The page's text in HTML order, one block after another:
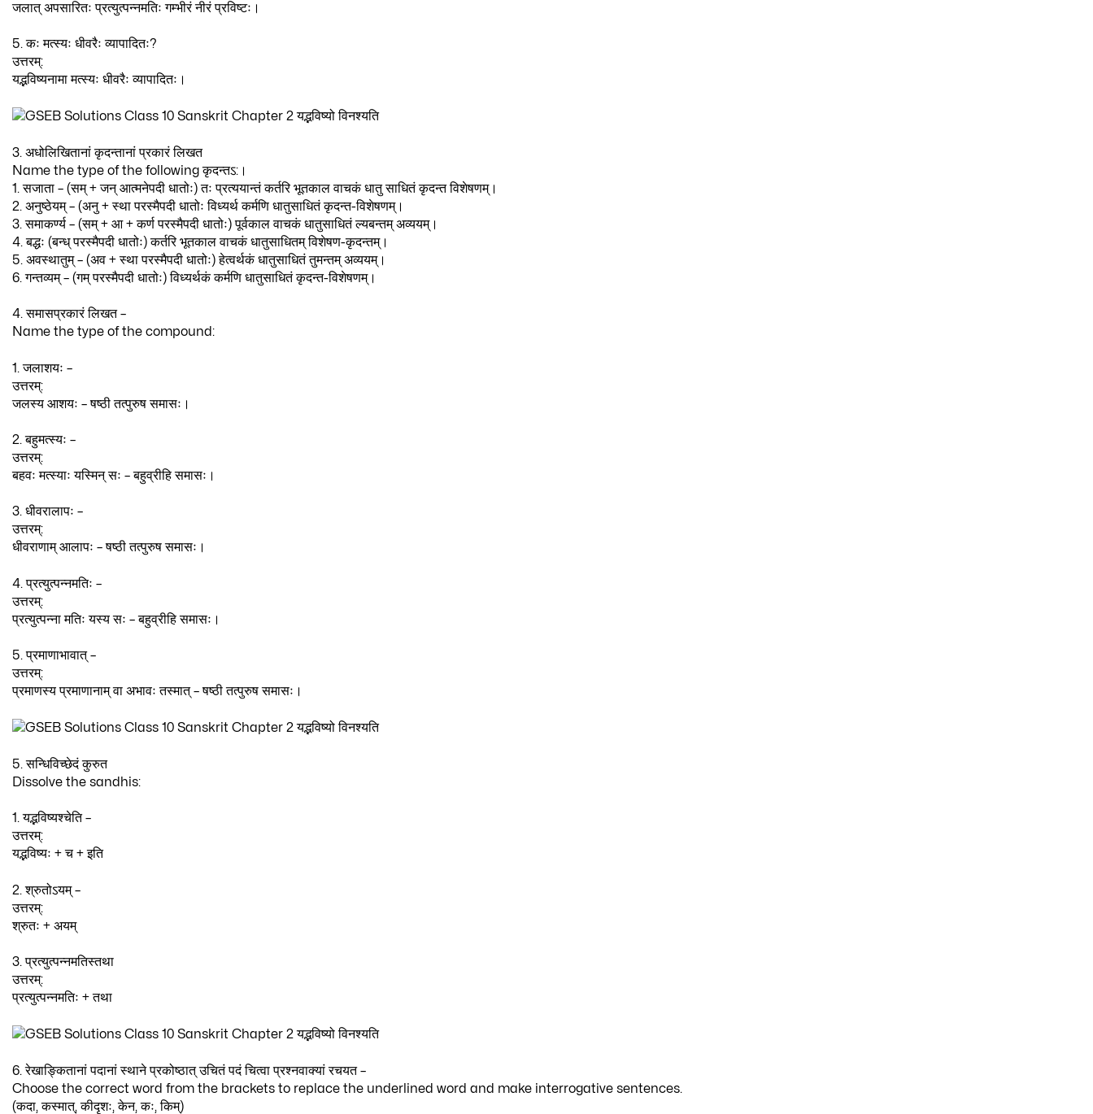
जलात् अपसारितः प्रत्युत्पन्नमतिः गम्भीरं नीरं प्रविष्टः।
5. कः मत्स्यः धीवरैः व्यापादितः?
उत्तरम्:
यद्भविष्यनामा मत्स्यः धीवरैः व्यापादितः।
3. अधोलिखितानां कृदन्तानां प्रकारं लिखत
Name the type of the following कृदन्तऽ:।
1. सजाता – (सम् + जन् आत्मनेपदी धातोः) तः प्रत्ययान्तं कर्तरि भूतकाल वाचकं धातु साधितं कृदन्त विशेषणम्।
2. अनुष्ठेयम् – (अनु + स्था परस्मैपदी धातोः विध्यर्थ कर्मणि धातुसाधितं कृदन्त-विशेषणम्।
3. समाकर्ण्य – (सम् + आ + कर्ण परस्मैपदी धातोः) पूर्वकाल वाचकं धातुसाधितं ल्यबन्तम् अव्ययम्।
4. बद्धः (बन्ध् परस्मैपदी धातोः) कर्तरि भूतकाल वाचकं धातुसाधितम् विशेषण-कृदन्तम्।
5. अवस्थातुम् – (अव + स्था परस्मैपदी धातोः) हेत्वर्थकं धातुसाधितं तुमन्तम् अव्ययम्।
6. गन्तव्यम् – (गम् परस्मैपदी धातोः) विध्यर्थकं कर्मणि धातुसाधितं कृदन्त-विशेषणम्।
4. समासप्रकारं लिखत –
Name the type of the compound:
1. जलाशयः –
उत्तरम्:
जलस्य आशयः – षष्ठी तत्पुरुष समासः।
2. बहुमत्स्यः –
उत्तरम्:
बहवः मत्स्याः यस्मिन् सः – बहुव्रीहि समासः।
3. धीवरालापः –
उत्तरम्:
धीवराणाम् आलापः – षष्ठी तत्पुरुष समासः।
4. प्रत्युत्पन्नमतिः –
उत्तरम्:
प्रत्युत्पन्ना मतिः यस्य सः – बहुव्रीहि समासः।
5. प्रमाणाभावात् –
उत्तरम्:
प्रमाणस्य प्रमाणानाम् वा अभावः तस्मात् – षष्ठी तत्पुरुष समासः।
5. सन्धिविच्छेदं कुरुत
Dissolve the sandhis:
1. यद्भविष्यश्चेति –
उत्तरम्:
यद्भविष्यः + च + इति
2. श्रुतोऽयम् –
उत्तरम्:
श्रुतः + अयम्
3. प्रत्युत्पन्नमतिस्तथा
उत्तरम्:
प्रत्युत्पन्नमतिः + तथा
6. रेखाङ्कितानां पदानां स्थाने प्रकोष्ठात् उचितं पदं चित्वा प्रश्नवाक्यां रचयत –
Choose the correct word from the brackets to replace the underlined word and make interrogative sentences.
(कदा, कस्मात्, कीदृशः, केन, कः, किम्)